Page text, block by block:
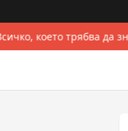
което трябва да